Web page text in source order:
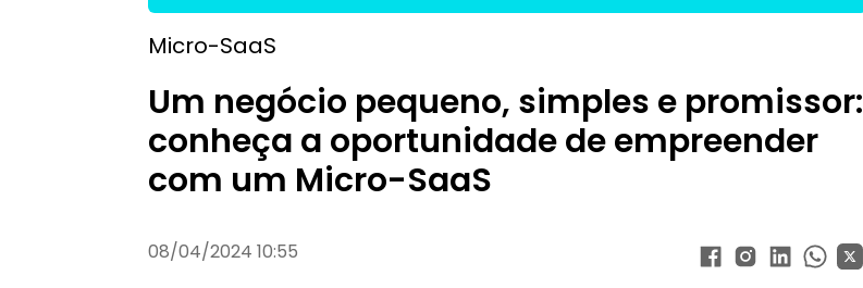
Micro-SaaS
Um negócio pequeno, simples e promissor:
conheça a oportunidade de empreender
com um Micro-SaaS
08/04/2024 10:55